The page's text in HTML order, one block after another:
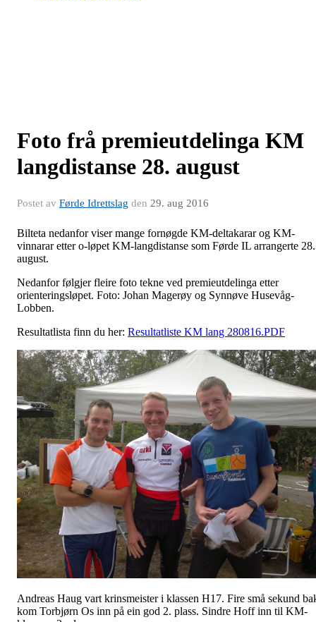
Foto frå premieutdelinga KM
langdistanse 28. august
Postet av Førde Idrettslag den 29. aug 2016
Bilteta nedanfor viser mange fornøgde KM-deltakarar og KM-
vinnarar etter o-løpet KM-langdistanse som Førde IL arrangerte 28.
august.
Nedanfor følgjer fleire foto tekne ved premieutdelinga etter
orienteringsløpet. Foto: Johan Magerøy og Synnøve Husevåg-
Lobben.
Resultatlista finn du her: Resultatliste KM lang 280816.PDF
Andreas Haug vart krinsmeister i klassen H17. Fire små sekund
kom Torbjørn Os inn på ein god 2. plass. Sindre Hoff inn til KM-